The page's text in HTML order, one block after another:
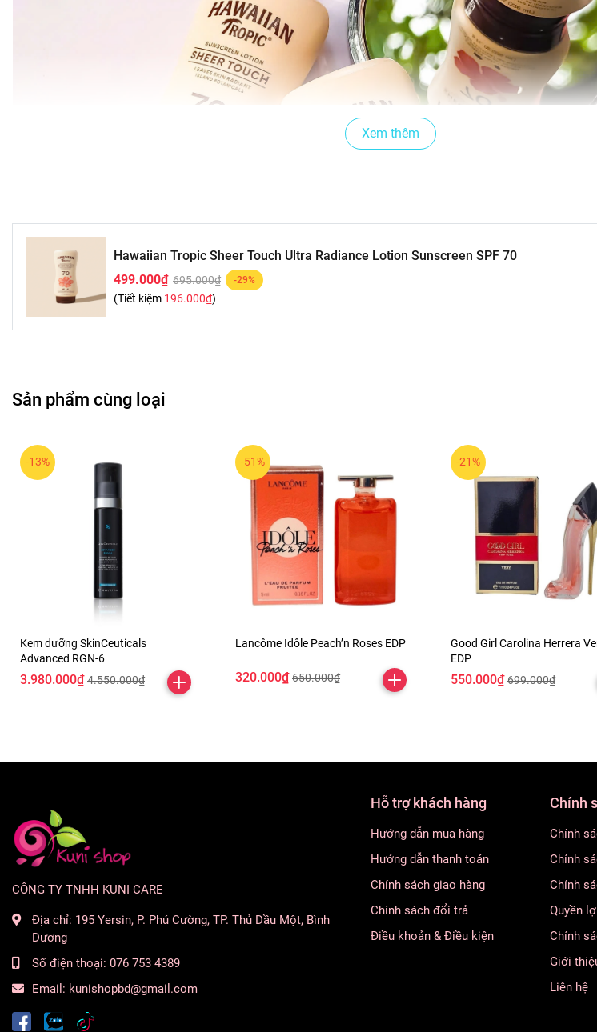
Kuni sẵn hai phiên bản:
SPF 70
Xem thêm
Hawaiian Tropic Sheer Touch Ultra Radiance Lotion Sunscreen SPF 70
499.000₫ 695.000₫ -29%
(Tiết kiệm 196.000₫)
Sản phẩm cùng loại
-13%
Kem dưỡng SkinCeuticals
Advanced RGN-6
3.980.000₫ 4.550.000₫
-51%
Lancôme Idôle Peach’n Roses EDP
320.000₫ 650.000₫
-21%
Good Girl Carolina Herrera
EDP
550.000₫ 699.000₫
CÔNG TY TNHH KUNI CARE
Địa chỉ: 195 Yersin, P. Phú Cường, TP. Thủ Dầu Một, Bình
Dương
Số điện thoại: 076 753 4389
Email: kunishopbd@gmail.com
Hỗ trợ khách hàng
Hướng dẫn mua hàng
Hướng dẫn thanh toán
Chính sách giao hàng
Chính sách đổi trả
Điều khoản & Điều kiện
Chính
Chính
Chính
Chính
Quyền
Chính
Giới
Liên hệ